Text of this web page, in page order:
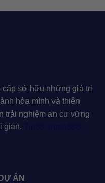
cấp sở hữu những giá trị
hòa mình và thiên
trải nghiệm an cư vững
gian.
ÁN